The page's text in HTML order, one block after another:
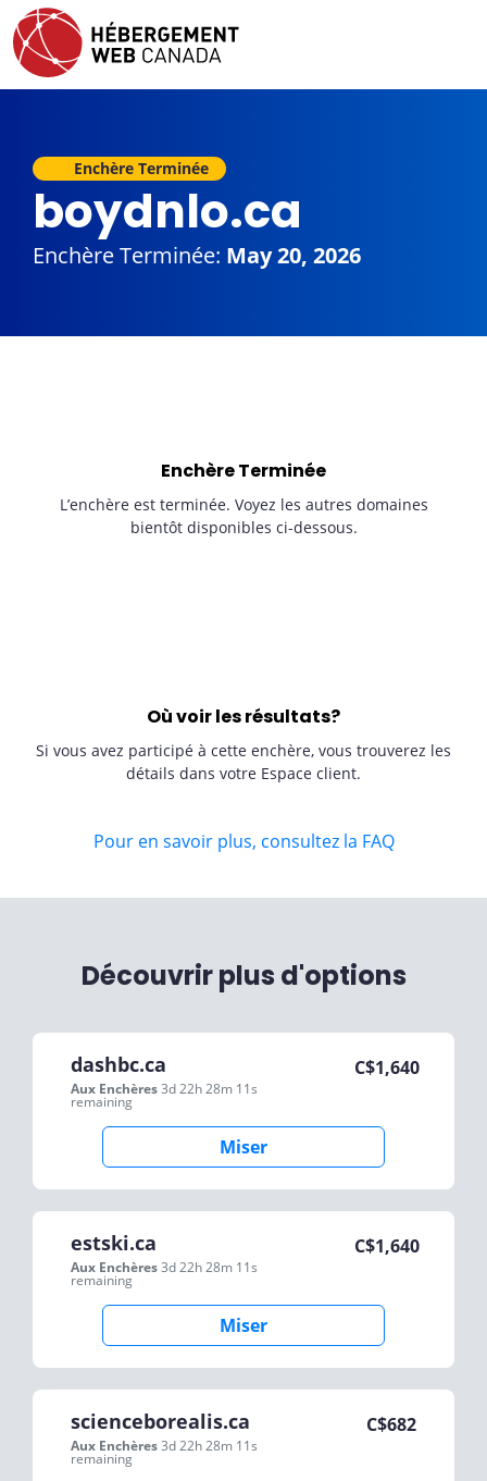
Enchère Terminée
boydnlo.ca
Enchère Terminée: May 20, 2026
Enchère Terminée
L’enchère est terminée. Voyez les autres domaines
bientôt disponibles ci-dessous.
Où voir les résultats?
Si vous avez participé à cette enchère, vous trouverez les
détails dans votre Espace client.
Pour en savoir plus, consultez la FAQ
Découvrir plus d'options
dashbc.ca
Aux Enchères3d 22h 28m 11s
remaining
C$1,640
Miser
estski.ca
Aux Enchères3d 22h 28m 11s
remaining
C$1,640
Miser
scienceborealis.ca
Aux Enchères3d 22h 28m 11s
remaining
C$682